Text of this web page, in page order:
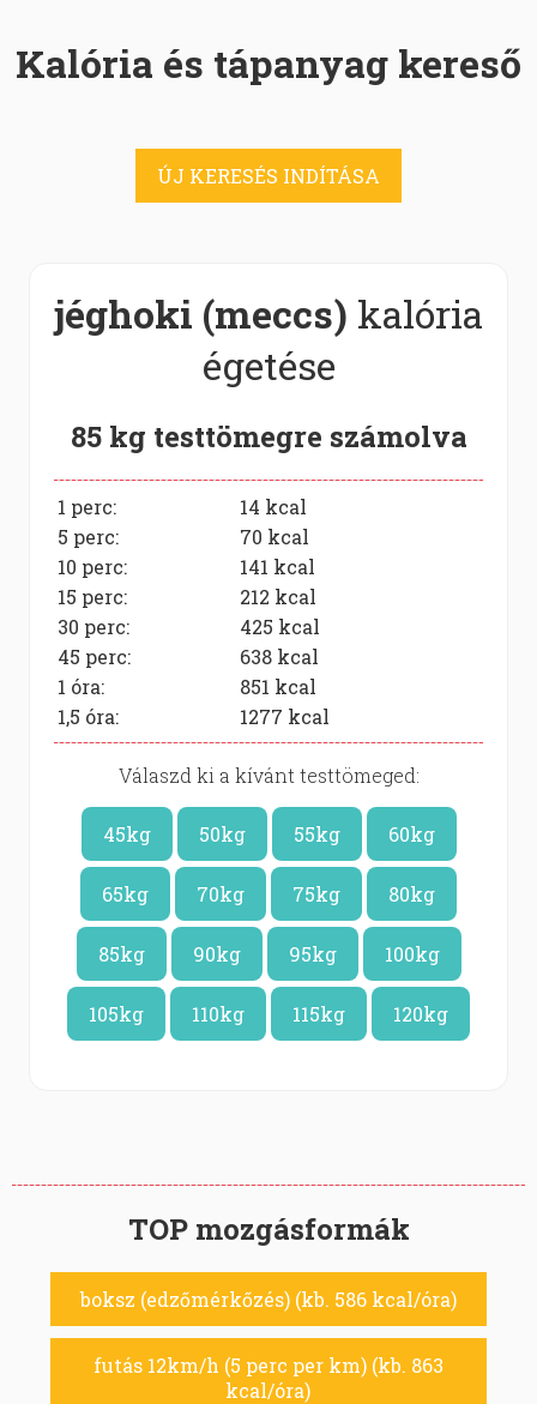
Kalória és tápanyag kereső
ÚJ KERESÉS INDÍTÁSA
jéghoki (meccs) kalória
égetése
85 kg testtömegre számolva
1 perc: 14 kcal
5 perc:
70 kcal
10 perc:
141 kcal
15 perc:
212 kcal
30 perc:
425 kcal
45 perc:
638 kcal
1 óra:
851 kcal
1,5 óra:
1277 kcal
Válaszd ki a kívánt testtömeged:
45kg 50kg 55kg 60kg
65kg 70kg 75kg 80kg
85kg 90kg 95kg 100kg
105kg 110kg 115kg 120kg
TOP mozgásformák
boksz (edzőmérkőzés) (kb. 586 kcal/óra)
futás 12km/h (5 perc per km) (kb. 863
kcal/óra)